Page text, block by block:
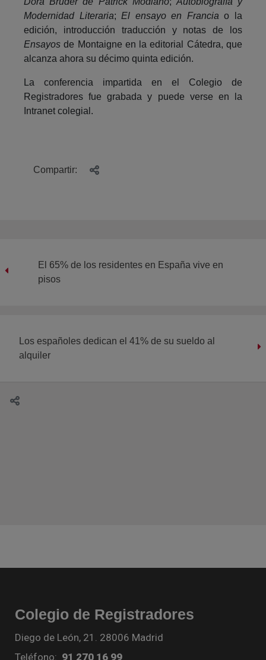
Modernidad Literaria;El ensayo en Francia o la
edición, introducción traducción y notas de los
Ensayos de Montaigne en la editorial Cátedra, que
alcanza ahora su décimo quinta edición.
La conferencia impartida en el Colegio de
Registradores fue grabada y puede verse en la
Intranet colegial.
Compartir:
El 65% de los residentes en España vive en
pisos
Los españoles dedican el 41% de su sueldo al
alquiler
Colegio de Registradores
Diego de León, 21. 28006 Madrid
Teléfono: 91 270 16 99